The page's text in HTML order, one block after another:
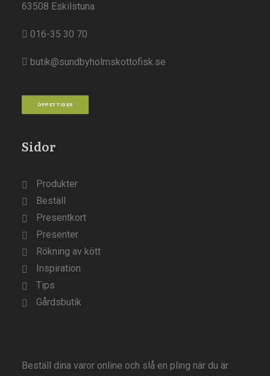
63508 Eskilstuna
016-35 30 70
butik@sundbyholmskottofisk.se
ÖPPETTIDER
Sidor
Produkter
Beställ
Presentkort
Presenter
Rökning av kött
Inspiration
Tips
Gårdsbutik
Beställ dina varor online och slå en pling när du är